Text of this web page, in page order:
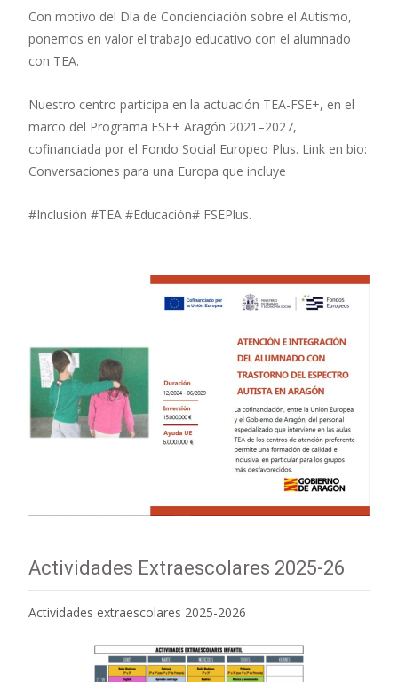
Con motivo del Día de Concienciación sobre el Autismo,
ponemos en valor el trabajo educativo con el alumnado
con TEA.
Nuestro centro participa en la actuación TEA-FSE+, en el
marco del Programa FSE+ Aragón 2021–2027,
cofinanciada por el Fondo Social Europeo Plus. Link en bio:
Conversaciones para una Europa que incluye
#Inclusión #TEA #Educación# FSEPlus.
Actividades Extraescolares 2025-26
Actividades extraescolares 2025-2026